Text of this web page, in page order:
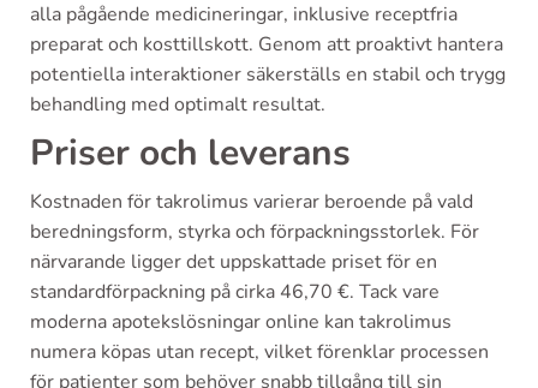
alla pågående medicineringar, inklusive receptfria
preparat och kosttillskott. Genom att proaktivt hantera
potentiella interaktioner säkerställs en stabil och trygg
behandling med optimalt resultat.
Priser och leverans
Kostnaden för takrolimus varierar beroende på vald
beredningsform, styrka och förpackningsstorlek. För
närvarande ligger det uppskattade priset för en
standardförpackning på cirka 46,70 €. Tack vare
moderna apotekslösningar online kan takrolimus
numera köpas utan recept, vilket förenklar processen
för patienter som behöver snabb tillgång till sin